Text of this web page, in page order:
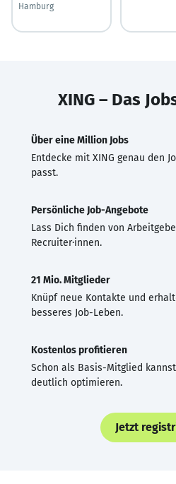
Hamburg
XING – Das
Über eine Million Jobs
Entdecke mit XING genau den
passt.
Persönliche Job-Angebote
Lass Dich finden von
Recruiter·innen.
21 Mio. Mitglieder
Knüpf neue Kontakte und
besseres Job-Leben.
Kostenlos profitieren
Schon als Basis-Mitglied
deutlich optimieren.
Jetzt